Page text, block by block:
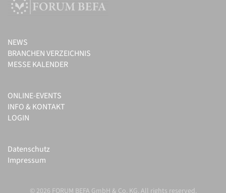
NEWS
BRANCHEN VERZEICHNIS
MESSE KALENDER
ONLINE-EVENTS
INFO & KONTAKT
LOGIN
Datenschutz
Impressum